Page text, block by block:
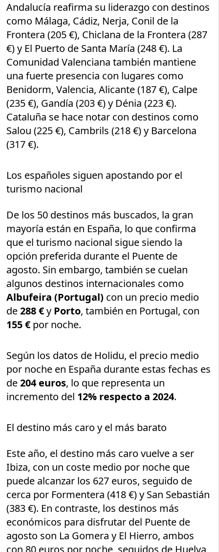
Andalucía reafirma su liderazgo con destinos
como Málaga, Cádiz, Nerja, Conil de la
Frontera (205 €), Chiclana de la Frontera (287
€) y El Puerto de Santa María (248 €). La
Comunidad Valenciana también mantiene
una fuerte presencia con lugares como
Benidorm, Valencia, Alicante (187 €), Calpe
(235 €), Gandía (203 €) y Dénia (223 €).
Cataluña se hace notar con destinos como
Salou (225 €), Cambrils (218 €) y Barcelona
(317 €).
Los españoles siguen apostando por el
turismo nacional
De los 50 destinos más buscados, la gran
mayoría están en España, lo que confirma
que el turismo nacional sigue siendo la
opción preferida durante el Puente de
agosto. Sin embargo, también se cuelan
algunos destinos internacionales como
Albufeira (Portugal) con un precio medio
de288 €y Porto, también en Portugal, con
155 € por noche.
Según los datos de Holidu, el precio medio
por noche en España durante estas fechas es
de204 euros, lo que representa un
incremento del 12% respecto a 2024.
El destino más caro y el más barato
Este año, el destino más caro vuelve a ser
Ibiza, con un coste medio por noche que
puede alcanzar los 627 euros, seguido de
cerca por Formentera (418 €) y San Sebastián
(383 €). En contraste, los destinos más
económicos para disfrutar del Puente de
agosto son La Gomera y El Hierro, ambos